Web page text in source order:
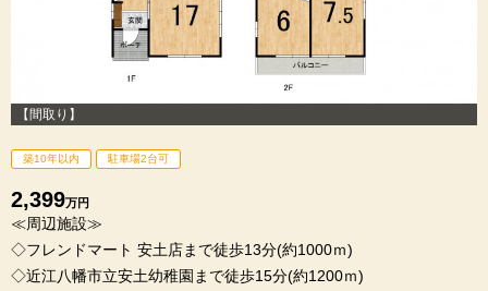
【間取り】
築10年以内 駐車場2台可
2,399万円
≪周辺施設≫
◇フレンドマート 安土店まで徒歩13分(約1000ｍ)
◇近江八幡市立安土幼稚園まで徒歩15分(約1200ｍ)